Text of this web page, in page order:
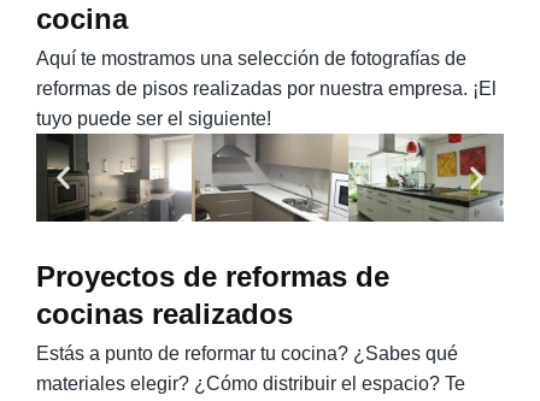
cocina
Aquí te mostramos una selección de fotografías de
reformas de pisos realizadas por nuestra empresa. ¡El
tuyo puede ser el siguiente!
Proyectos de reformas de
cocinas realizados
Estás a punto de reformar tu cocina? ¿Sabes qué
materiales elegir? ¿Cómo distribuir el espacio? Te